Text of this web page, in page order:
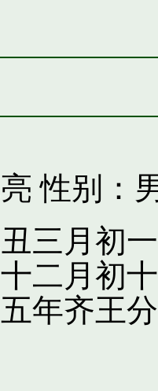
性别：
三月初
二月初
年齐王